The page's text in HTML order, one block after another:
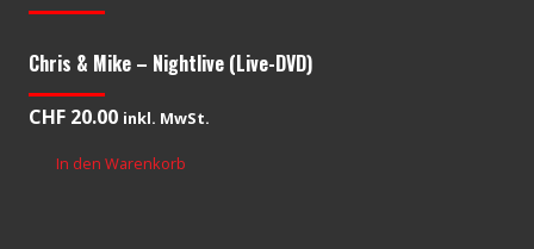
Chris & Mike – Nightlive (Live-DVD)
CHF 20.00 inkl. MwSt.
In den Warenkorb